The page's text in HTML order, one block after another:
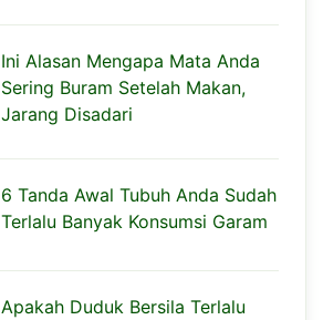
Ini Alasan Mengapa Mata Anda
Sering Buram Setelah Makan,
Jarang Disadari
6 Tanda Awal Tubuh Anda Sudah
Terlalu Banyak Konsumsi Garam
Apakah Duduk Bersila Terlalu